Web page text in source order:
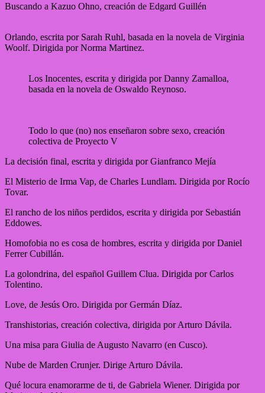
Buscando a Kazuo Ohno, creación de Edgard Guillén
Orlando, escrita por Sarah Ruhl, basada en la novela de Virginia
Woolf. Dirigida por Norma Martinez.
Los Inocentes, escrita y dirigida por Danny Zamalloa,
basada en la novela de Oswaldo Reynoso.
Todo lo que (no) nos enseñaron sobre sexo, creación
colectiva de Proyecto V
La decisión final, escrita y dirigida por Gianfranco Mejía
El Misterio de Irma Vap, de Charles Lundlam. Dirigida por Rocío
Tovar.
El rancho de los niños perdidos, escrita y dirigida por Sebastián
Eddowes.
Homofobia no es cosa de hombres, escrita y dirigida por Daniel
Ferrer Cubillán.
La golondrina, del español Guillem Clua. Dirigida por Carlos
Tolentino.
Love, de Jesús Oro. Dirigida por Germán Díaz.
Transhistorias, creación colectiva, dirigida por Arturo Dávila.
Una misa para Giulia de Augusto Navarro (en Cusco).
Nube de Marden Crunjer. Dirige Arturo Dávila.
Qué locura enamorarme de ti, de Gabriela Wiener. Dirigida por